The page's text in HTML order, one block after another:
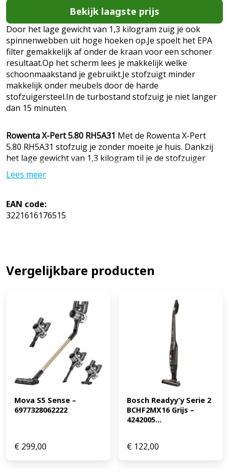
Bekijk laagste prijs
Door het lage gewicht van 1,3 kilogram zuig je ook
spinnenwebben uit hoge hoeken op.Je spoelt het EPA
filter gemakkelijk af onder de kraan voor een schoner
resultaat.Op het scherm lees je makkelijk welke
schoonmaakstand je gebruikt.Je stofzuigt minder
makkelijk onder meubels door de harde
stofzuigersteel.In de turbostand stofzuig je niet langer
dan 15 minuten.
Rowenta X-Pert 5.80 RH5A31 Met de Rowenta X-Pert
5.80 RH5A31 stofzuig je zonder moeite je huis. Dankzij
het lage gewicht van 1,3 kilogram til je de stofzuiger
makkelijk op. Dat is vooral handig als je hem als
kruimeldief gebruikt. Het uitneembare EPA filter spoel je
hygiënischer. Op het scherm van de stofzuiger lees je
welke zuigstand je gebruikt en hoe lang de batterij nog
van alle Rowenta stofzuigers en ontvang de laagste
Lees meer
EAN code:
3221616176515
Vergelijkbare producten
Mova S5 Sense –
6977328062222
€ 299,00
Bosch Readyy’y Serie 2
BCHF2MX16 Grijs –
4242005...
€ 122,00